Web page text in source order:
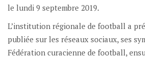
le lundi 9 septembre 2019.
L’institution régionale de football a
publiée sur les réseaux sociaux, ses
Fédération curacienne de football,